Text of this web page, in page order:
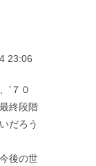
23:06
’７０
終段階
だろう
後の世